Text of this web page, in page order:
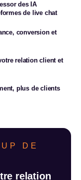
des IA
de live chat
conversion et
relation client et
plus de clients
DE
relation